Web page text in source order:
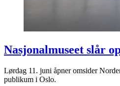
Nasjonalmuseet slår
Lørdag 11. juni åpner omsider
publikum i Oslo.